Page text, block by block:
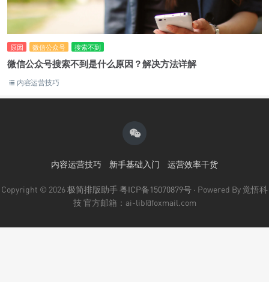
原因 微信公众号 搜索不到
微信公众号搜索不到是什么原因？解决方法详解
内容运营技巧
内容运营技巧 新手基础入门 运营效率干货
Copyright © 2026极简排版助手粤ICP备15070879号 · Powered By 觉悟科
技 官方邮箱：ai-lib@foxmail.com